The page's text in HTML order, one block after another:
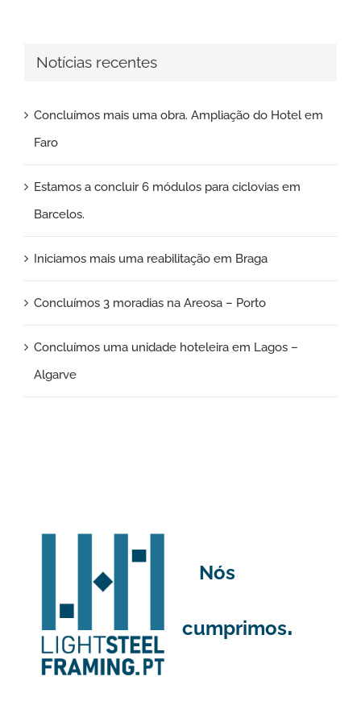
Notícias recentes
Concluímos mais uma obra. Ampliação do Hotel em
Faro
Estamos a concluir 6 módulos para ciclovias em
Barcelos.
Iniciamos mais uma reabilitação em Braga
Concluímos 3 moradias na Areosa – Porto
Concluímos uma unidade hoteleira em Lagos –
Algarve
Nós
cumprimos.